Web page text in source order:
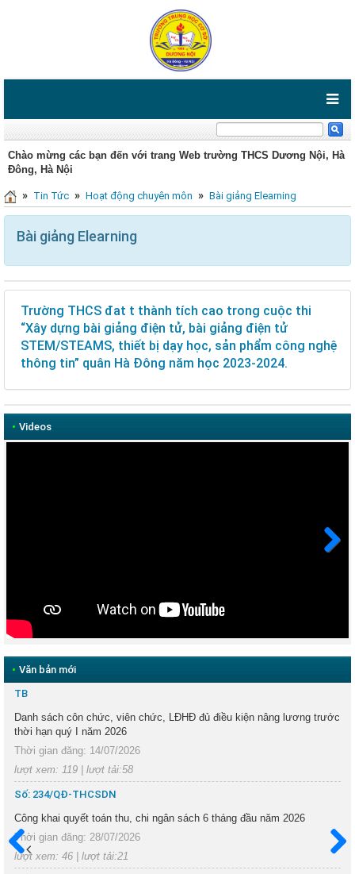
Chào mừng các bạn đến với trang Web trường THCS Dương Nội, Hà
Đông, Hà Nội
» Tin Tức » Hoạt động chuyên môn » Bài giảng Elearning
Bài giảng Elearning
Trường THCS đat t thành tích cao trong cuộc thi
“Xây dựng bài giảng điện tử, bài giảng điện tử
STEM/STEAMS, thiết bị dạy học, sản phẩm công nghệ
thông tin” quân Hà Đông năm học 2023-2024.
• Videos
Sau
Trước
• Văn bản mới
TB
Danh sách côn chức, viên chức, LĐHĐ đủ điều kiện nâng lương trước
thời hạn quý I năm 2026
Thời gian đăng: 14/07/2026
lượt xem: 119 | lượt tải:58
Số: 234/QĐ-THCSDN
Công khai quyết toán thu, chi ngân sách 6 tháng đầu năm 2026
Thời gian đăng: 28/07/2026
lượt xem: 46 | lượt tải:21